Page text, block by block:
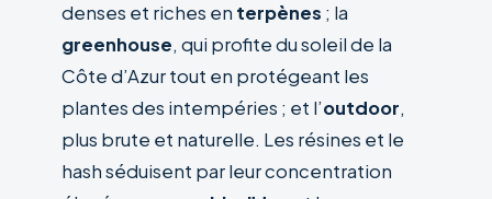
denses et riches en terpènes ; la
greenhouse, qui profite du soleil de la
Côte d’Azur tout en protégeant les
plantes des intempéries ; et l’outdoor,
plus brute et naturelle. Les résines et le
hash séduisent par leur concentration